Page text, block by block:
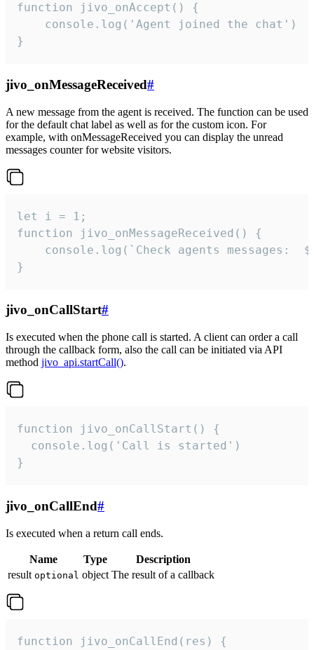
function jivo_onAccept() {
}
jivo_onMessageReceived#
A new message from the agent is received. The function can be used
for the default chat label as well as for the custom icon. For
example, with onMessageReceived you can display the unread
messages counter for website visitors.
let i = 1;
function jivo_onMessageReceived() {
}
jivo_onCallStart#
Is executed when the phone call is started. A client can order a call
through the callback form, also the call can be initiated via API
method jivo_api.startCall().
function jivo_onCallStart() {
  console.log('Call is started')
}
jivo_onCallEnd#
Is executed when a return call ends.
Name Type
Description
result optional object The result of a callback
function jivo_onCallEnd(res) {